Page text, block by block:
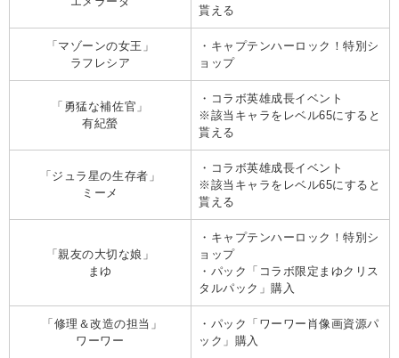
貰える
「マゾーンの女王」
ラフレシア
・キャプテンハーロック！特別シ
ョップ
「勇猛な補佐官」
有紀螢
・コラボ英雄成長イベント
※該当キャラをレベル65にすると
貰える
「ジュラ星の生存者」
ミーメ
・コラボ英雄成長イベント
※該当キャラをレベル65にすると
貰える
「親友の大切な娘」
まゆ
・キャプテンハーロック！特別シ
ョップ
・パック「コラボ限定まゆクリス
タルパック」購入
「修理＆改造の担当」
ワーワー
・パック「ワーワー肖像画資源パ
ック」購入